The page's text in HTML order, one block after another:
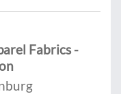
Fabrics -